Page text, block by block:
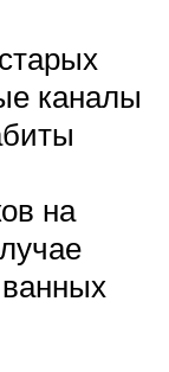
каналы
на